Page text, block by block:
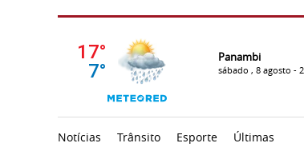
Panambi
sábado , 8 agosto -
Notícias Trânsito Esporte
Últimas